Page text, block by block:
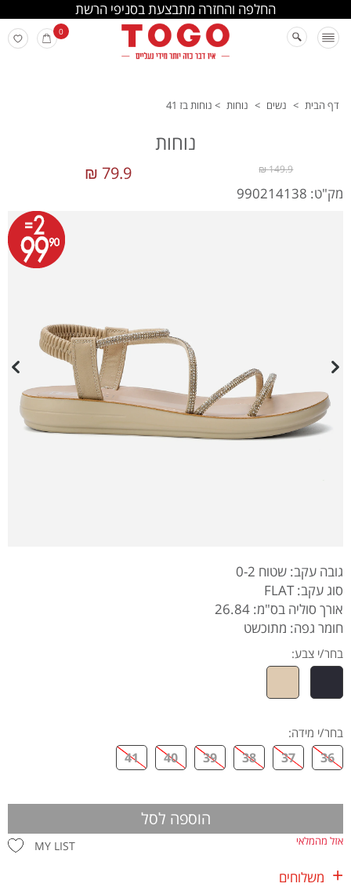
החלפה והחזרה מתבצעת בסניפי הרשת
0
דף הבית > נשים > נוחות > נוחות בז 41
נוחות
79.9 ₪ 149.9 ₪
מק"ט: 990214138
גובה עקב: שטוח 0-2
סוג עקב: FLAT
אורך סוליה בס"מ: 26.84
חומר גפה: מתוכשט
בחר/י צבע:
בחר/י מידה:
36
37
38
39
40
41
הוספה לסל
MY LIST אזל מהמלאי
משלוחים